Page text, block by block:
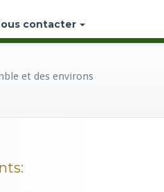
contacter
et des environs